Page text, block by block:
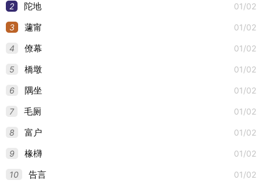
2 01/02
陀地
3 01/02
蘧甯
4 01/02
僚幕
5 01/02
橋墩
6 01/02
隅坐
7 01/02
毛厕
8 01/02
富户
9 01/02
椽欂
10 01/02
告言